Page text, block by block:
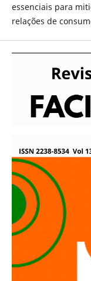
essenciais para
relações de